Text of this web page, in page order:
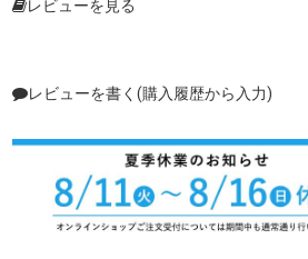
レビューを見る
レビューを書く(購入履歴から入力)